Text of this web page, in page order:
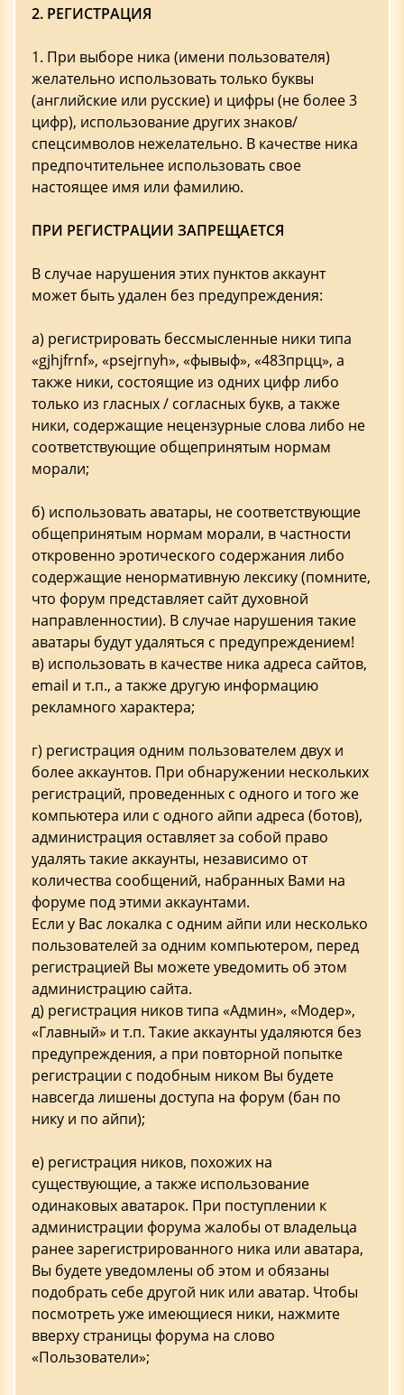
2. РЕГИСТРАЦИЯ
1. При выборе ника (имени пользователя)
желательно использовать только буквы
(английские или русские) и цифры (не более 3
цифр), использование других знаков/
спецсимволов нежелательно. В качестве ника
предпочтительнее использовать свое
настоящее имя или фамилию.
ПРИ РЕГИСТРАЦИИ ЗАПРЕЩАЕТСЯ
В случае нарушения этих пунктов аккаунт
может быть удален без предупреждения:
а) регистрировать бессмысленные ники типа
«gjhjfrnf», «psejrnyh», «фывыф», «483прцц», а
также ники, состоящие из одних цифр либо
только из гласных / согласных букв, а также
ники, содержащие нецензурные слова либо не
соответствующие общепринятым нормам
морали;
б) использовать аватары, не соответствующие
общепринятым нормам морали, в частности
откровенно эротического содержания либо
содержащие ненормативную лексику (помните,
что форум представляет сайт духовной
направленностии). В случае нарушения такие
аватары будут удаляться с предупреждением!
в) использовать в качестве ника адреса сайтов,
email и т.п., а также другую информацию
рекламного характера;
г) регистрация одним пользователем двух и
более аккаунтов. При обнаружении нескольких
регистраций, проведенных с одного и того же
компьютера или с одного айпи адреса (ботов),
администрация оставляет за собой право
удалять такие аккаунты, независимо от
количества сообщений, набранных Вами на
форуме под этими аккаунтами.
Если у Вас локалка с одним айпи или несколько
пользователей за одним компьютером, перед
регистрацией Вы можете уведомить об этом
администрацию сайта.
д) регистрация ников типа «Админ», «Модер»,
«Главный» и т.п. Такие аккаунты удаляются без
предупреждения, а при повторной попытке
регистрации с подобным ником Вы будете
навсегда лишены доступа на форум (бан по
нику и по айпи);
е) регистрация ников, похожих на
существующие, а также использование
одинаковых аватарок. При поступлении к
администрации форума жалобы от владельца
ранее зарегистрированного ника или аватара,
Вы будете уведомлены об этом и обязаны
подобрать себе другой ник или аватар. Чтобы
посмотреть уже имеющиеся ники, нажмите
вверху страницы форума на слово
«Пользователи»;